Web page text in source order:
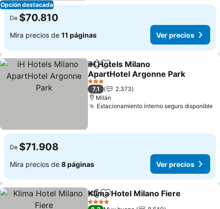
Opción destacada
De $70.810
Mira precios de 11 páginas Ver precios
CompartirAgregar a favoritos
iH Hotels Milano
ApartHotel Argonne Park
Ver precios
3 Estrellas
7,1
2.373
Milán
Estacionamiento interno seguro disponible
De $71.908
Mira precios de 8 páginas Ver precios
CompartirAgregar a favoritos
Klima Hotel Milano Fiere
4 Estrellas